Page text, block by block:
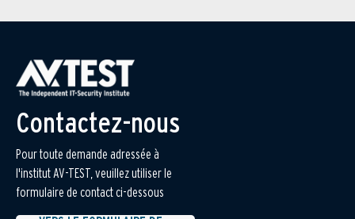
Contactez-nous
Pour toute demande adressée à
l'institut AV-TEST, veuillez utiliser le
formulaire de contact ci-dessous